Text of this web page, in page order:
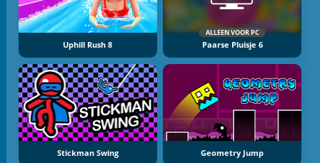
Uphill Rush 8
ALLEEN VOOR PC
Paarse Pluisje 6
Stickman Swing Geometry Jump